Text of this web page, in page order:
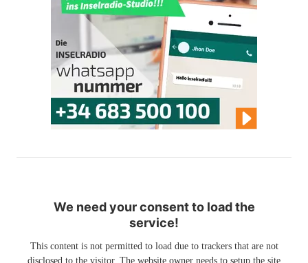
We need your consent to load the
service!
This content is not permitted to load due to trackers that are not
disclosed to the visitor. The website owner needs to setup the site